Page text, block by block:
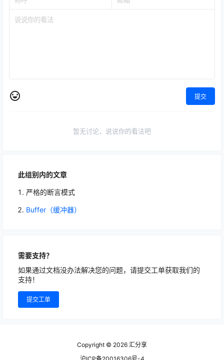
此组别内的文章
严格的断言模式
Buffer（缓冲器）
需要支持？
如果通过文档没办法解决您的问题，请提交工单获取我们的
支持！
提交工单
提交
暂无讨论，说说你的看法吧
Copyright © 2026 汇分享